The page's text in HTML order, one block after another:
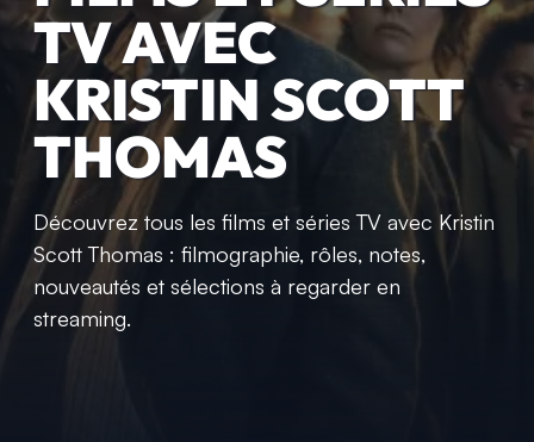
TV AVEC
KRISTIN SCOTT
THOMAS
Découvrez tous les films et séries TV avec Kristin
Scott Thomas : filmographie, rôles, notes,
nouveautés et sélections à regarder en
streaming.